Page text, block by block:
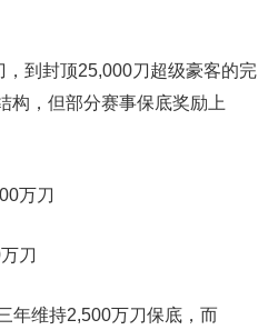
到封顶25,000刀超级豪客的完
构，但部分赛事保底奖励上
万刀
刀
年维持2,500万刀保底，而